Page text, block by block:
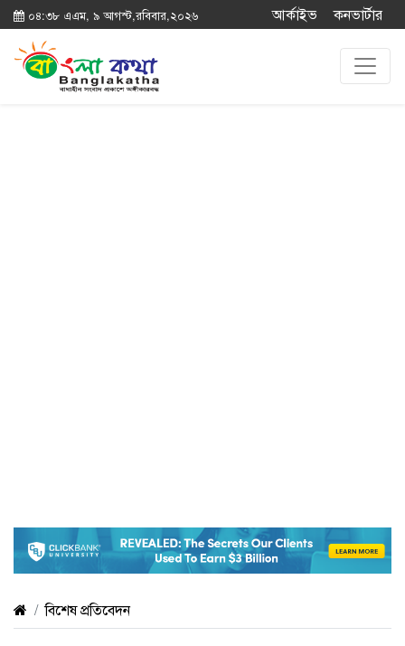
০৪:৩৮ এএম, ৯ আগস্ট,রবিবার,২০২৬ আর্কাইভ কনভার্টার
বিশেষ প্রতিবেদন